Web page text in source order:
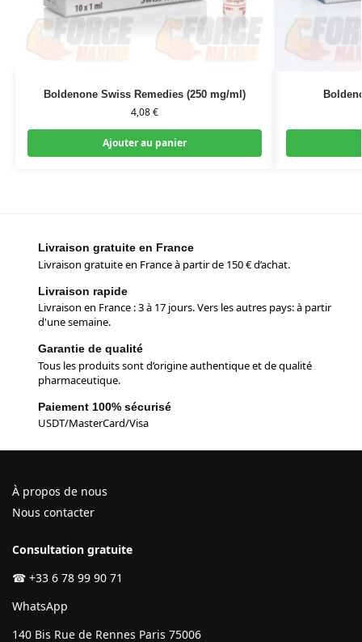
Boldenone Swiss Remedies (250 mg/ml)
4,08€
Ajouter au panier
Livraison gratuite en France
Livraison gratuite en France à partir de 150 € d’achat.
Livraison rapide
Livraison en France : 3 à 17 jours. Vers les autres pays: à partir
d'une semaine.
Garantie de qualité
Tous les produits sont d’origine authentique et de qualité
pharmaceutique.
Paiement 100% sécurisé
USDT/MasterCard/Visa
À propos de nous
Nous contacter
Consultation gratuite
☎ +33 6 78 99 90 71
WhatsApp
140 Bis Rue de Rennes Paris 75006